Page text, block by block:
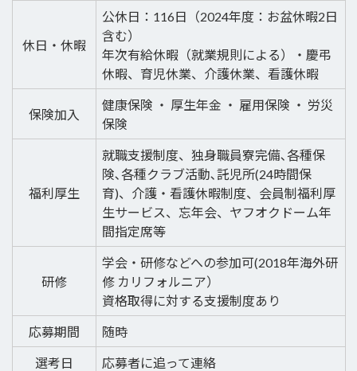
休日・休暇
公休日：116日（2024年度：お盆休暇2日
含む）
年次有給休暇（就業規則による）・慶弔
休暇、育児休業、介護休業、看護休暇
保険加入
健康保険 ・ 厚生年金 ・ 雇用保険 ・ 労災
保険
福利厚生
就職支援制度、独身職員寮完備､各種保
険､各種クラブ活動､託児所(24時間保
育)、介護・看護休暇制度、会員制福利厚
生サービス、忘年会、ヤフオクドーム年
間指定席等
研修
学会・研修などへの参加可(2018年海外研
修 カリフォルニア）
資格取得に対する支援制度あり
応募期間 随時
選考日 応募者に追って連絡